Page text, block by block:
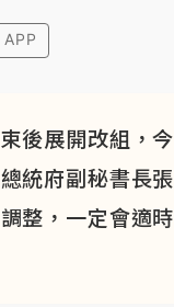
APP
後展開改組，今
統府副秘書長張
整，一定會適時